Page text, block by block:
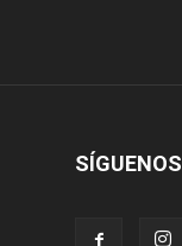
SÍGUENOS